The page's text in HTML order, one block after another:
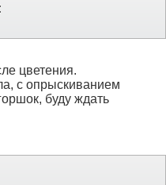
цветения.
с опрыскиванием
буду ждать